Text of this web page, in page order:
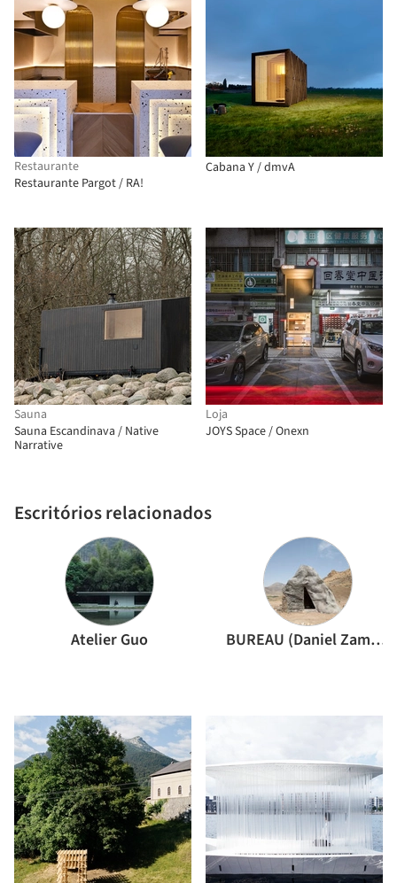
Restaurante
Restaurante Pargot / RA!
Cabana Y / dmvA
Sauna
Sauna Escandinava / Native
Narrative
Escritórios relacionados
Atelier Guo BUREAU (Daniel Zamarbide, Carine Pimenta, Galliane Zamarbide)
Loja
JOYS Space / Onexn